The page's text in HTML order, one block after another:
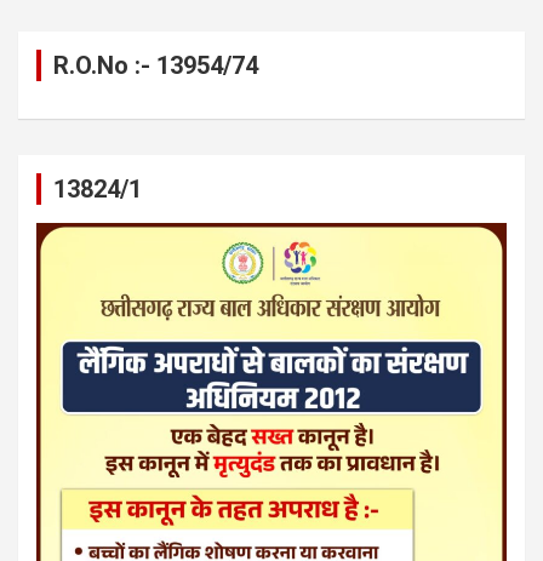
R.O.No :- 13954/74
13824/1